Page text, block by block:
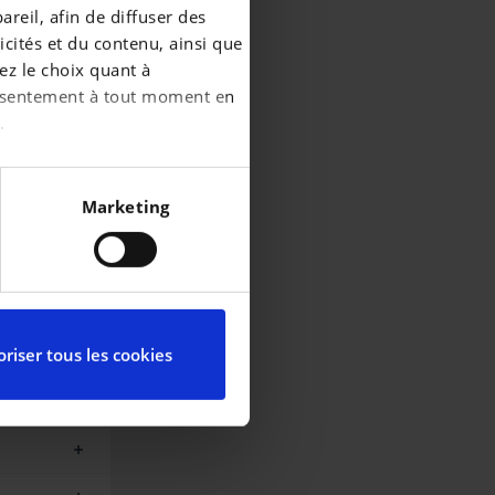
afin de diffuser des
et du contenu, ainsi que
le choix quant à
à tout moment en
à plusieurs mètres
spécifiques (empreintes
reportez-vous à la
de la déclaration sur
relatives aux
l’utilisation de notre site
Marketing
tous les cookies